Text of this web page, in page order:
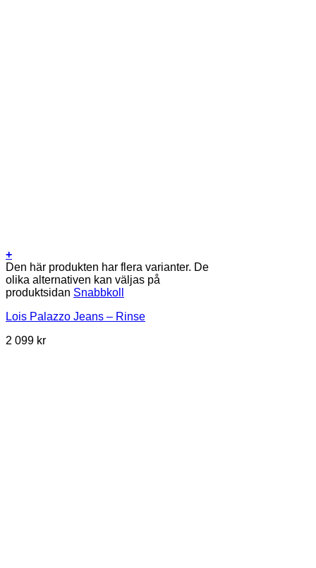
+
Den här produkten har flera varianter. De
olika alternativen kan väljas på
produktsidan Snabbkoll
Lois Palazzo Jeans – Rinse
2 099 kr